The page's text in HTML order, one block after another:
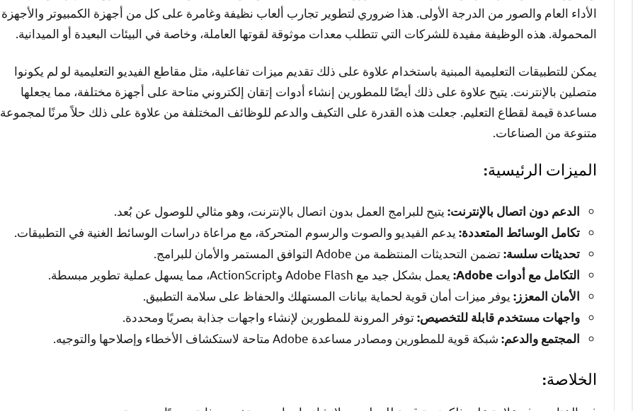
الأداء العام والصور من الدرجة الأولى. هذا ضروري لتطوير تجارب ألعاب نظيفة وغامرة على كل من أجهزة الكمبيوتر والأجهزة
المحمولة. هذه الوظيفة مفيدة للشركات التي تتطلب معدات موثوقة لقوتها العاملة، وخاصة في البيئات البعيدة أو الميدانية.
يمكن للتطبيقات التعليمية المبنية باستخدام علاوة على ذلك تقديم ميزات تفاعلية، مثل مقاطع الفيديو التعليمية لو لم يكونوا
متصلين بالإنترنت. يتيح علاوة على ذلك أيضًا للمطورين إنشاء أدوات إتقان إلكتروني متاحة على أجهزة مختلفة، مما يجعلها
مساعدة قيمة لقطاع التعليم. جعلت هذه القدرة على التكيف والدعم للوظائف المختلفة من علاوة على ذلك حلاً مرنًا لمجموعة
متنوعة من الصناعات.
الميزات الرئيسية:
الدعم دون اتصال بالإنترنت: يتيح للبرامج العمل بدون اتصال بالإنترنت، وهو مثالي للوصول عن بُعد.
تكامل الوسائط المتعددة: يدعم الفيديو والصوت والرسوم المتحركة، مع مراعاة دراسات الوسائط الغنية في التطبيقات.
تحديثات سلسة:تضمن التحديثات المنتظمة من Adobe التوافق المستمر والأمان للبرامج.
التكامل مع أدوات Adobe:
يعمل بشكل جيد مع Adobe Flash وActionScript، مما يسهل عملية تطوير مبسطة.
الأمان المعزز: يوفر ميزات أمان قوية لحماية بيانات المستهلك والحفاظ على سلامة التطبيق.
واجهات مستخدم قابلة للتخصيص:توفر المرونة للمطورين لإنشاء واجهات جذابة بصريًا ومحددة.
المجتمع والدعم: شبكة قوية للمطورين ومصادر مساعدة Adobe متاحة لاستكشاف الأخطاء وإصلاحها والتوجيه.
الخلاصة: